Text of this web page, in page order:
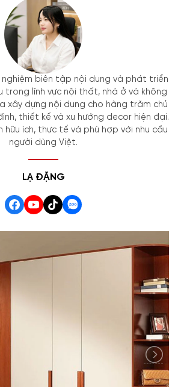
nghiệm biên tập nội dung và phát triển
trong lĩnh vực nội thất, nhà ở và không
xây dựng nội dung cho hàng trăm chủ
thiết kế và xu hướng decor hiện đại.
ích, thực tế và phù hợp với nhu cầu
người dùng Việt.
LẠ ĐẶNG